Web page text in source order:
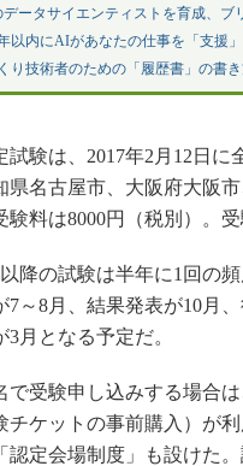
データサイエンティストを育成、
以内にAIがあなたの仕事を「支援
り技術者のための「履歴書」の書
験は、2017年2月12日に
県名古屋市、大阪府大阪
験料は8000円（税別）。
降の試験は半年に1回の
7～8月、結果発表が10月
3月となる予定だ。
受験申し込みする場合
チケットの事前購入）が
認定会場制度」も設けた